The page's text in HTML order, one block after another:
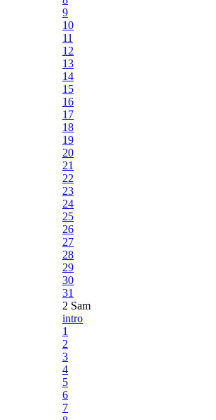
9
10
11
12
13
14
15
16
17
18
19
20
21
22
23
24
25
26
27
28
29
30
31
2 Sam
intro
1
2
3
4
5
6
7